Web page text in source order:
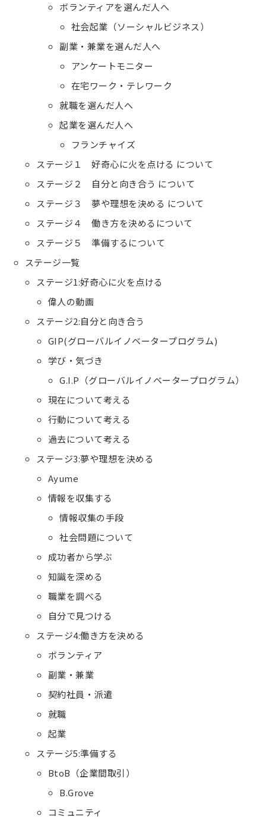
ボランティアを選んだ人へ
社会起業（ソーシャルビジネス）
副業・兼業を選んだ人へ
アンケートモニター
在宅ワーク・テレワーク
就職を選んだ人へ
起業を選んだ人へ
フランチャイズ
ステージ１ 好奇心に火を点ける について
ステージ２ 自分と向き合う について
ステージ３ 夢や理想を決める について
ステージ４ 働き方を決めるについて
ステージ５ 準備するについて
ステージ一覧
ステージ1:好奇心に火を点ける
偉人の動画
ステージ2:自分と向き合う
GIP(グローバルイノベータープログラム)
学び・気づき
G.I.P（グローバルイノベータープログラム）
現在について考える
行動について考える
過去について考える
ステージ3:夢や理想を決める
Ayume
情報を収集する
情報収集の手段
社会問題について
成功者から学ぶ
知識を深める
職業を調べる
自分で見つける
ステージ4:働き方を決める
ボランティア
副業・兼業
契約社員・派遣
就職
起業
ステージ5:準備する
BtoB（企業間取引）
B.Grove
コミュニティ